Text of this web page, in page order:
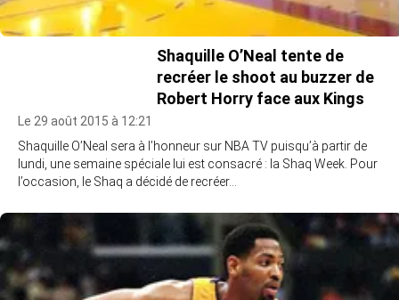
Shaquille O’Neal tente de
recréer le shoot au buzzer de
Robert Horry face aux Kings
Le 29 août 2015 à 12:21
Shaquille O’Neal sera à l’honneur sur NBA TV puisqu’à partir de
lundi, une semaine spéciale lui est consacré : la Shaq Week. Pour
l’occasion, le Shaq a décidé de recréer…